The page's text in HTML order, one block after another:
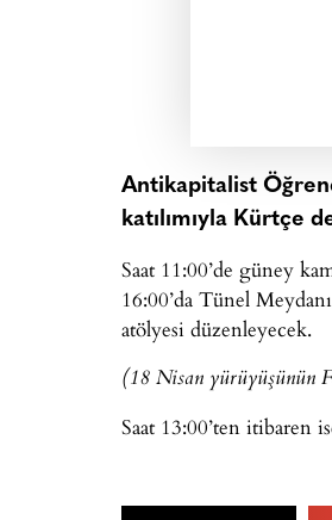
Antikapitalist
katılımıyla Kürtçe
Saat 11:00’de güney
16:00’da Tünel
atölyesi düzenleyecek.
(18 Nisan yürüyüşünün
Saat 13:00’ten itibaren